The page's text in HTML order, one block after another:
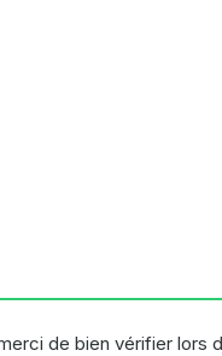
de bien vérifier lors